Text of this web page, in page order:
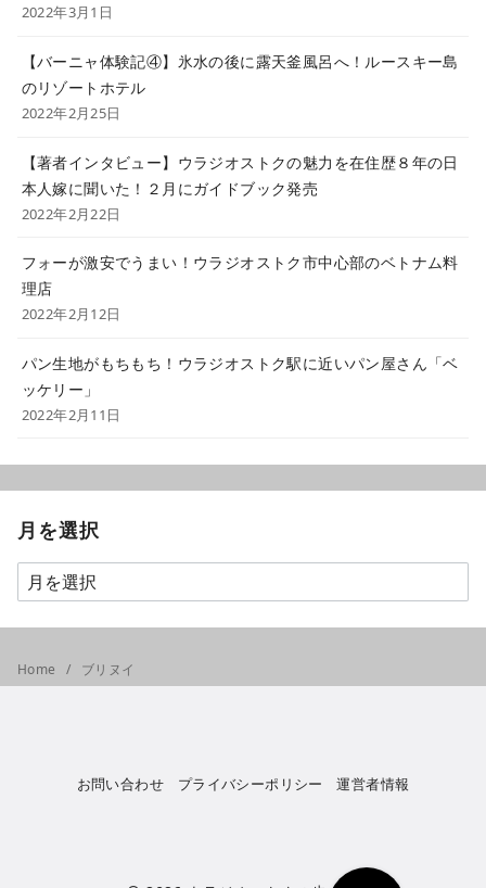
2022年3月1日
【バーニャ体験記④】氷水の後に露天釜風呂へ！ルースキー島
のリゾートホテル
2022年2月25日
【著者インタビュー】ウラジオストクの魅力を在住歴８年の日
本人嫁に聞いた！２月にガイドブック発売
2022年2月22日
フォーが激安でうまい！ウラジオストク市中心部のベトナム料
理店
2022年2月12日
パン生地がもちもち！ウラジオストク駅に近いパン屋さん「ベ
ッケリー」
2022年2月11日
月を選択
Home ブリヌイ
お問い合わせ プライバシーポリシー 運営者情報